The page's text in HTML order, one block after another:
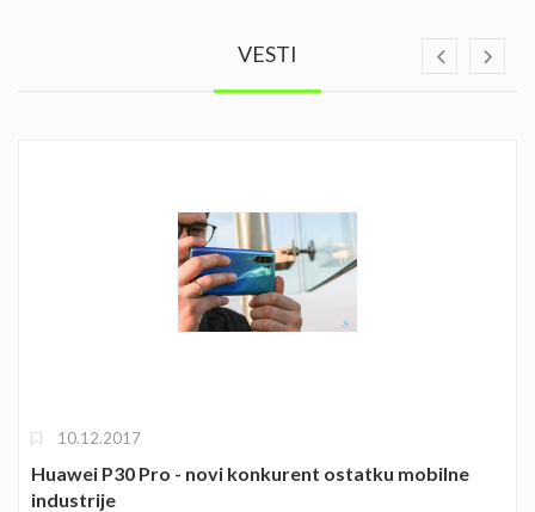
VESTI
10.12.2017
Huawei P30 Pro - novi konkurent ostatku mobilne
industrije